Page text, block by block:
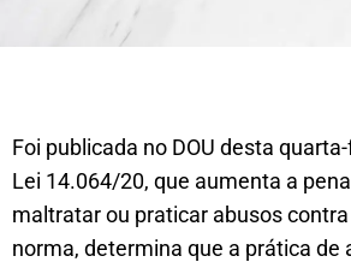
Foi publicada no DOU desta
Lei 14.064/20, que aumenta a
maltratar ou praticar abusos
norma, determina que a prática de